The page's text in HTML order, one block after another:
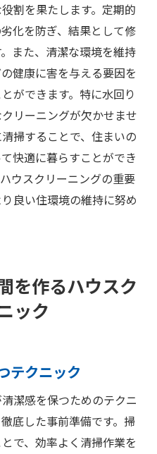
割を果たします。定期的
化を防ぎ、結果として修
また、清潔な環境を維持
健康に害を与える要因を
ができます。特に水回り
リーニングが欠かせませ
掃することで、住まいの
快適に暮らすことができ
ウスクリーニングの重要
良い住環境の維持に努め
を作るハウスク
ック
テクニック
潔感を保つためのテクニ
底した事前準備です。掃
で、効率よく清掃作業を